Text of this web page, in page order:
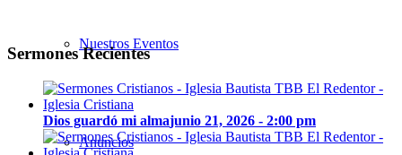
Nuestros Eventos
Anuncios
Sermones Recientes
Dios guardó mi almajunio 21, 2026 - 2:00 pm